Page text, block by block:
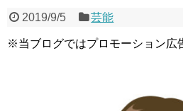
2019/9/5 芸能
※当ブログではプロモーション広